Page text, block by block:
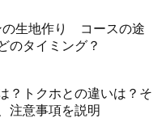
の生地作り コースの途
のタイミング？
？トクホとの違いは？そ
注意事項を説明